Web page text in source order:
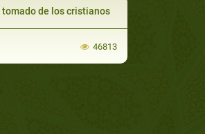
de los cristianos
46813